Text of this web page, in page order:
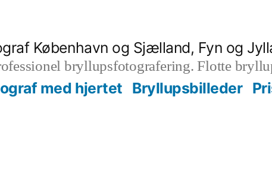
København og Sjælland, Fyn og
bryllupsfotografering. Flotte
med hjertet Bryllupsbilleder